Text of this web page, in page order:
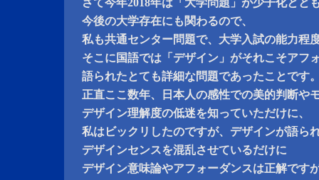
さて今年2018年は「大学問題」が少子化とと
今後の大学存在にも関わるので、
私も共通センター問題で、大学入試の能力程
そこに国語では「デザイン」がそれこそアフ
語られたとても詳細な問題であったことです
正直ここ数年、日本人の感性での美的判断や
デザイン理解度の低迷を知っていただけに、
私はビックリしたのですが、デザインが語ら
デザインセンスを混乱させているだけに
デザイン意味論やアフォーダンスは正解です